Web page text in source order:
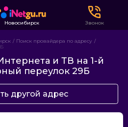
Новосибирск Звонок
Поиск провайдера по адресу
и ТВ на 1-й
переулок 29Б
другой адрес